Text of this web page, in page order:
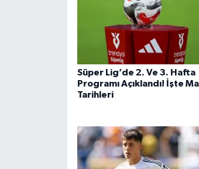
Süper Lig’de 2. Ve 3. Hafta
Programı Açıklandı! İşte
Tarihleri